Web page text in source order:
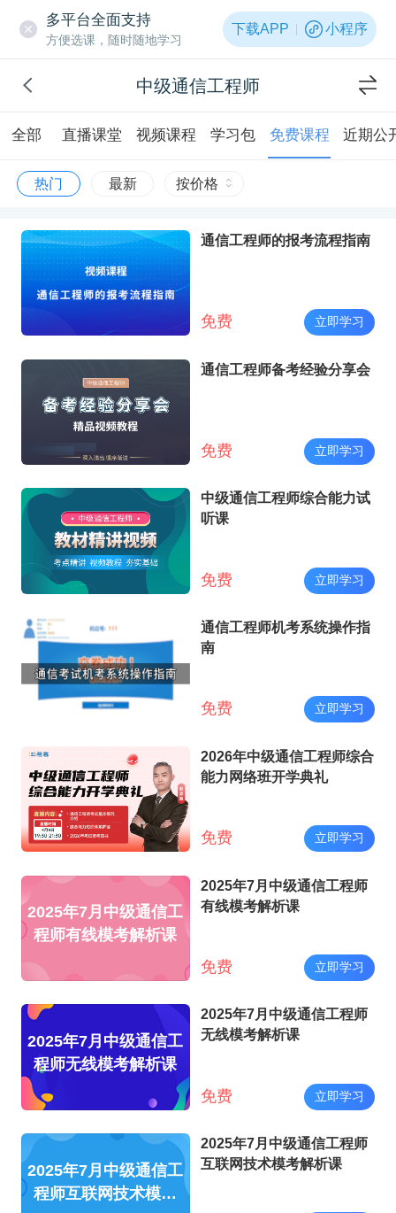
多平台全面支持
方便选课，随时随地学习
下载APP 小程序
中级通信工程师
全部 直播课堂 视频课程 学习包 免费课程 近期公
热门 最新 按价格
通信工程师的报考流程指南
免费 立即学习
通信工程师备考经验分享会
免费 立即学习
中级通信工程师综合能力试
听课
免费 立即学习
通信工程师机考系统操作指
南
免费 立即学习
2026年中级通信工程师综合
能力网络班开学典礼
免费 立即学习
2025年7月中级通信工
程师有线模考解析课
2025年7月中级通信工程师
有线模考解析课
免费 立即学习
2025年7月中级通信工
程师无线模考解析课
2025年7月中级通信工程师
无线模考解析课
免费 立即学习
2025年7月中级通信工
程师互联网技术模考
2025年7月中级通信工程师
互联网技术模考解析课